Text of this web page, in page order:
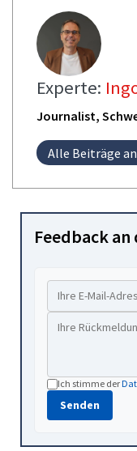
Experte:
Journalist,
Alle Beiträge
Feedback
Ich stimme der
Senden